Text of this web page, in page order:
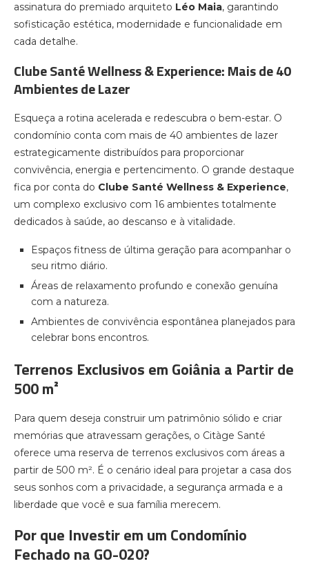
assinatura do premiado arquiteto Léo Maia, garantindo
sofisticação estética, modernidade e funcionalidade em
cada detalhe.
Clube Santé Wellness & Experience: Mais de 40
Ambientes de Lazer
Esqueça a rotina acelerada e redescubra o bem-estar. O
condomínio conta com mais de 40 ambientes de lazer
estrategicamente distribuídos para proporcionar
convivência, energia e pertencimento. O grande destaque
fica por conta do Clube Santé Wellness & Experience,
um complexo exclusivo com 16 ambientes totalmente
dedicados à saúde, ao descanso e à vitalidade.
Espaços fitness de última geração para acompanhar o
seu ritmo diário.
Áreas de relaxamento profundo e conexão genuína
com a natureza.
Ambientes de convivência espontânea planejados para
celebrar bons encontros.
Terrenos Exclusivos em Goiânia a Partir de
500 m²
Para quem deseja construir um patrimônio sólido e criar
memórias que atravessam gerações, o Citàge Santé
oferece uma reserva de terrenos exclusivos com áreas a
partir de 500 m². É o cenário ideal para projetar a casa dos
seus sonhos com a privacidade, a segurança armada e a
liberdade que você e sua família merecem.
Por que Investir em um Condomínio
Fechado na GO-020?